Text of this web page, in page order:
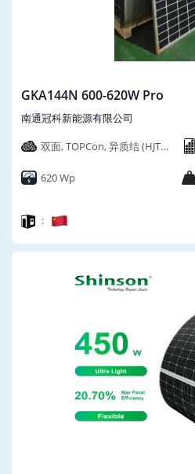
GKA144N 600-620W Pro
南通冠科新能源有限公司
双面, TOPCon, 异质结 (HJT),
620 Wp
：